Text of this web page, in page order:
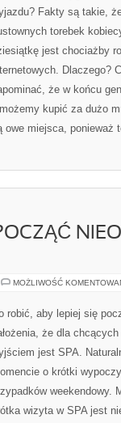
Fakty są takie,
torebek
jest chociażby
Dlaczego?
że w końcu
kupić za dużo
miejsca, ponieważ
MOŻLIWOŚĆ
robić, aby lepiej się
że dla
jest SPA.
o krótki
weekendowy.
wizyta w SPA jest